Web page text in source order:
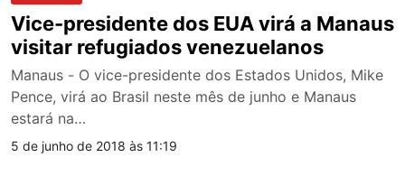
Vice-presidente dos EUA virá a Manaus
visitar refugiados venezuelanos
Manaus - O vice-presidente dos Estados Unidos, Mike
Pence, virá ao Brasil neste mês de junho e Manaus
estará na…
5 de junho de 2018 às 11:19